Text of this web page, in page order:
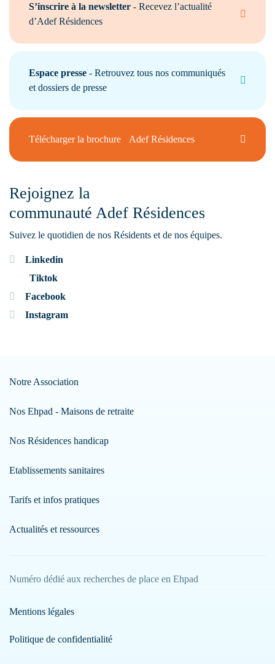
S’inscrire à la newsletter - Recevez l’actualité
d’Adef Résidences
Espace presse - Retrouvez tous nos communiqués
et dossiers de presse
Télécharger la brochure Adef Résidences
Rejoignez la
communauté Adef Résidences
Suivez le quotidien de nos Résidents et de nos équipes.
Linkedin
Tiktok
Facebook
Instagram
Notre Association
Nos Ehpad - Maisons de retraite
Nos Résidences handicap
Etablissements sanitaires
Tarifs et infos pratiques
Actualités et ressources
Numéro dédié aux recherches de place en Ehpad
Mentions légales
Politique de confidentialité